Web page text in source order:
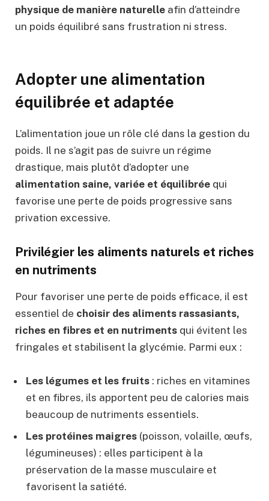
physique de manière naturelle afin d’atteindre
un poids équilibré sans frustration ni stress.
Adopter une alimentation
équilibrée et adaptée
L’alimentation joue un rôle clé dans la gestion du
poids. Il ne s’agit pas de suivre un régime
drastique, mais plutôt d’adopter une
alimentation saine, variée et équilibrée qui
favorise une perte de poids progressive sans
privation excessive.
Privilégier les aliments naturels et riches
en nutriments
Pour favoriser une perte de poids efficace, il est
essentiel de choisir des aliments rassasiants,
riches en fibres et en nutriments qui évitent les
fringales et stabilisent la glycémie. Parmi eux :
Les légumes et les fruits : riches en vitamines
et en fibres, ils apportent peu de calories mais
beaucoup de nutriments essentiels.
Les protéines maigres (poisson, volaille, œufs,
légumineuses) : elles participent à la
préservation de la masse musculaire et
favorisent la satiété.